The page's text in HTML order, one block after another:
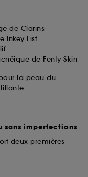
de Clarins
Inkey List
de Fenty Skin
la peau du
sans imperfections
deux premières